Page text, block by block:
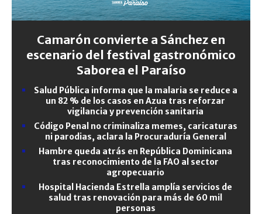
Camarón convierte a Sánchez en
escenario del festival gastronómico
Saborea el Paraíso
Salud Pública informa que la malaria se reduce a
un 82 % de los casos en Azua tras reforzar
vigilancia y prevención sanitaria
Código Penal no criminaliza memes, caricaturas
ni parodias, aclara la Procuraduría General
Hambre queda atrás en República Dominicana
tras reconocimiento de la FAO al sector
agropecuario
Hospital Hacienda Estrella amplía servicios de
salud tras renovación para más de 60 mil
personas